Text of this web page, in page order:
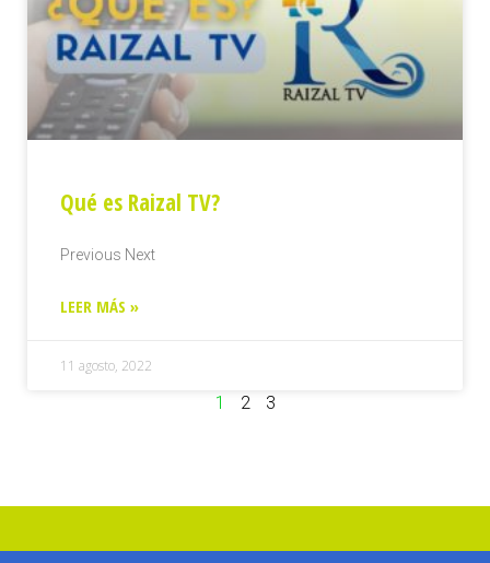
Qué es Raizal TV?
Previous Next
LEER MÁS »
11 agosto, 2022
1 2 3